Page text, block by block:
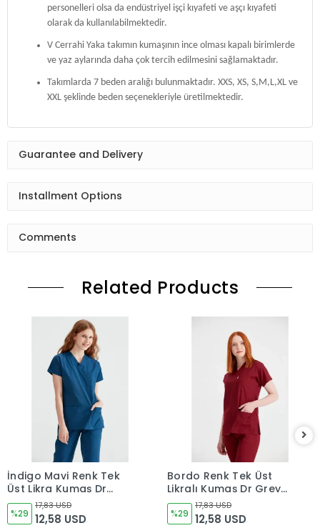
personelleri olsa da endüstriyel işçi kıyafeti ve aşçı kıyafeti
olarak da kullanılabilmektedir.
V Cerrahi Yaka takımın kumaşının ince olması kapalı birimlerde
ve yaz aylarında daha çok tercih edilmesini sağlamaktadır.
Takımlarda 7 beden aralığı bulunmaktadır. XXS, XS, S,M,L,XL ve
XXL şeklinde beden seçenekleriyle üretilmektedir.
Guarantee and Delivery
Installment Options
Comments
Related Products
İndigo Mavi Renk Tek
Üst Likra Kumaş Dr
Greys Kesim
%29
17,83 USD
12,58 USD
Bordo Renk Tek Üst
Likralı Kumaş Dr Greys
Kesim
%29
17,83 USD
12,58 USD